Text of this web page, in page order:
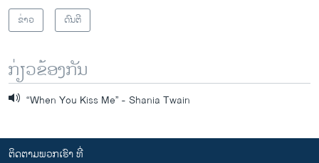
ຂ່າວ
ດົນຕີ
ກ່ຽວຂ້ອງກັນ
“When You Kiss Me” - Shania Twain
ຕິດຕາມພວກເຮົາ ທີ່